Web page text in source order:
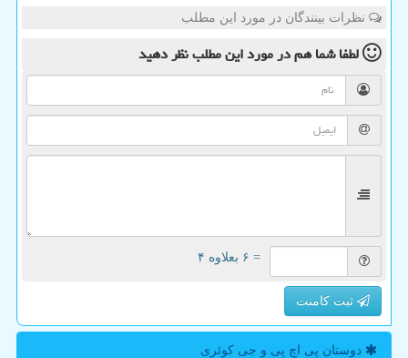
نظرات بینندگان در مورد این مطلب
لطفا شما همدر مورد این مطلبنظر دهید
= ۶ بعلاوه ۴
ثبت کامنت
دوستان پی اچ پی و جی كوئری